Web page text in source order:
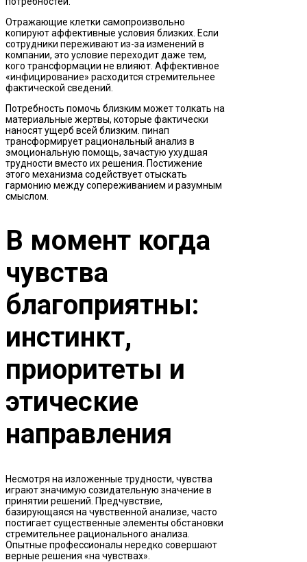
Отражающие клетки самопроизвольно
копируют аффективные условия близких. Если
сотрудники переживают из-за изменений в
компании, это условие переходит даже тем,
кого трансформации не влияют. Аффективное
«инфицирование» расходится стремительнее
фактической сведений.
Потребность помочь близким может толкать на
материальные жертвы, которые фактически
наносят ущерб всей близким. пинап
трансформирует рациональный анализ в
эмоциональную помощь, зачастую ухудшая
трудности вместо их решения. Постижение
этого механизма содействует отыскать
гармонию между сопереживанием и разумным
смыслом.
В момент когда
чувства
благоприятны:
инстинкт,
приоритеты и
этические
направления
Несмотря на изложенные трудности, чувства
играют значимую созидательную значение в
принятии решений. Предчувствие,
базирующаяся на чувственной анализе, часто
постигает существенные элементы обстановки
стремительнее рационального анализа.
Опытные профессионалы нередко совершают
верные решения «на чувствах».